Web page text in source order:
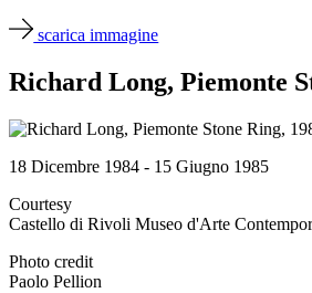
scarica immagine
Richard Long, Piemonte
18 Dicembre 1984 - 15 Giugno 1985
Courtesy
Castello di Rivoli Museo d'Arte
Photo credit
Paolo Pellion